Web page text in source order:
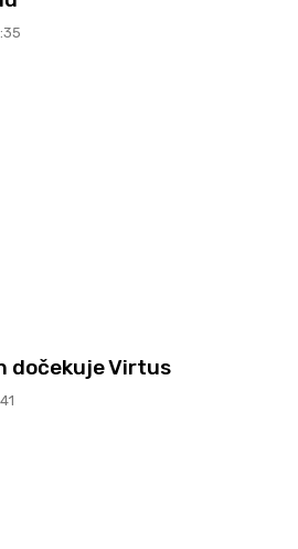
dočekuje Virtus